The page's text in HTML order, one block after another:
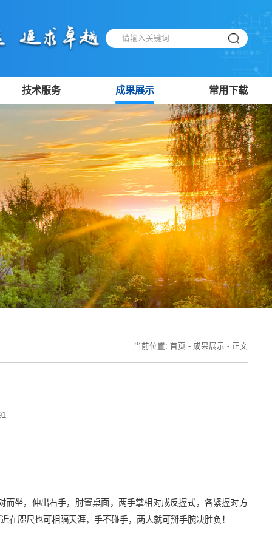
技术服务 成果展示 常用下载
当前位置: 首页 - 成果展示 - 正文
坐，伸出右手，肘置桌面，两手掌相对成反握式，各紧握对方
咫尺也可相隔天涯，手不碰手，两人就可掰手腕决胜负！